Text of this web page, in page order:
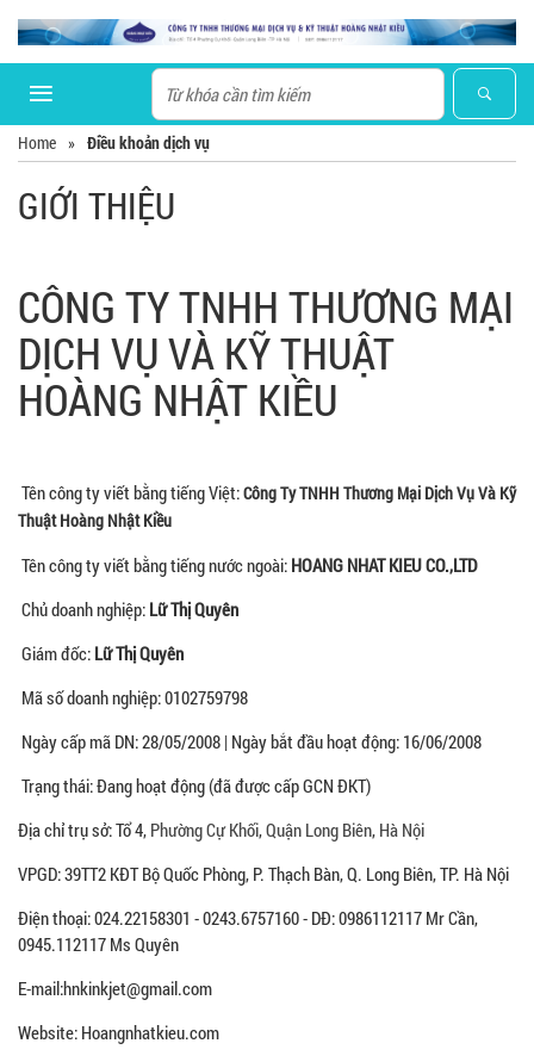
Home » Điều khoản dịch vụ
GIỚI THIỆU
CÔNG TY TNHH THƯƠNG MẠI
DỊCH VỤ VÀ KỸ THUẬT
HOÀNG NHẬT KIỀU
Tên công ty viết bằng tiếng Việt:Công Ty TNHH Thương Mại Dịch Vụ Và Kỹ
Thuật Hoàng Nhật Kiều
Tên công ty viết bằng tiếng nước ngoài: HOANG NHAT KIEU CO.,LTD
Chủ doanh nghiệp: Lữ Thị Quyên
Giám đốc: Lữ Thị Quyên
Mã số doanh nghiệp: 0102759798
Ngày cấp mã DN: 28/05/2008 | Ngày bắt đầu hoạt động: 16/06/2008
Trạng thái: Đang hoạt động (đã được cấp GCN ĐKT)
Địa chỉ trụ sở: Tổ 4, Phường Cự Khối,Quận Long Biên, Hà Nội
VPGD: 39TT2 KĐT Bộ Quốc Phòng, P. Thạch Bàn, Q. Long Biên, TP. Hà Nội
Điện thoại: 024.22158301 - 0243.6757160 - DĐ: 0986112117 Mr Cần,
0945.112117 Ms Quyên
E-mail:hnkinkjet@gmail.com
Website: Hoangnhatkieu.com